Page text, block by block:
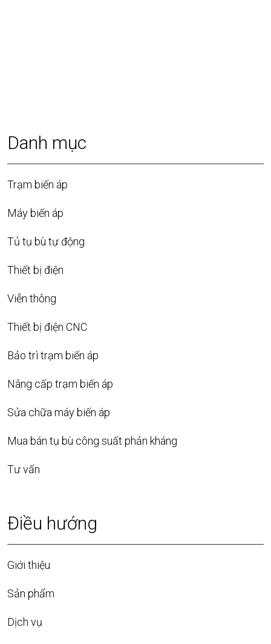
Danh mục
Trạm biến áp
Máy biến áp
Tủ tụ bù tự động
Thiết bị điện
Viễn thông
Thiết bị điện CNC
Bảo trì trạm biến áp
Nâng cấp trạm biến áp
Sửa chữa máy biến áp
Mua bán tụ bù công suất phản kháng
Tư vấn
Điều hướng
Giới thiệu
Sản phẩm
Dịch vụ